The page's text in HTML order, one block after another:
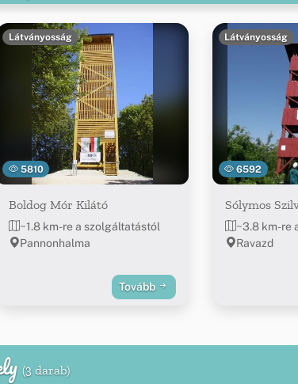
5810
Látványosság
Boldog Mór Kilátó
~1.8 km-re a szolgáltatástól
Pannonhalma
Tovább
6592
Látványosság
Sólymos
~3.8 km-re
Ravazd
(3 darab)